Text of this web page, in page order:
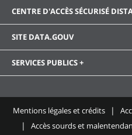
CENTRE D'ACCÈS SÉCURISÉ
SITE DATA.GOUV
SERVICES PUBLICS +
Mentions légales et crédits
Accès sourds et